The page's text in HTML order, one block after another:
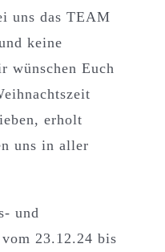
uns das TEAM
keine
wünschen Euch
erholt
uns in aller
und
23.12.24 bis